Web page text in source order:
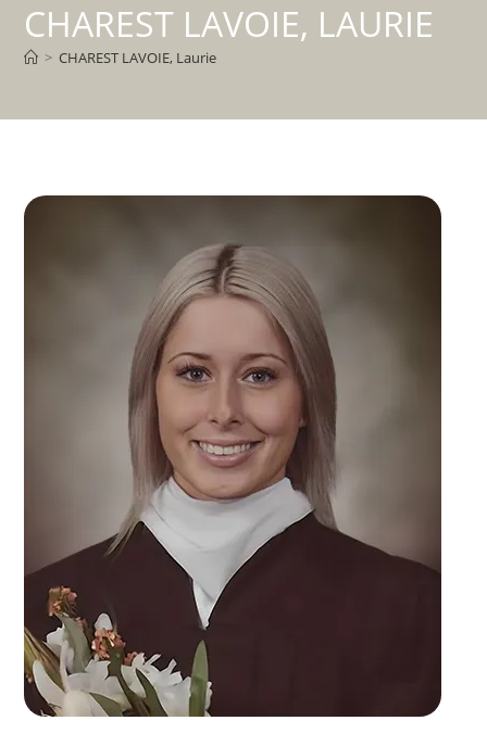
CHAREST LAVOIE, LAURIE
> CHAREST LAVOIE, Laurie